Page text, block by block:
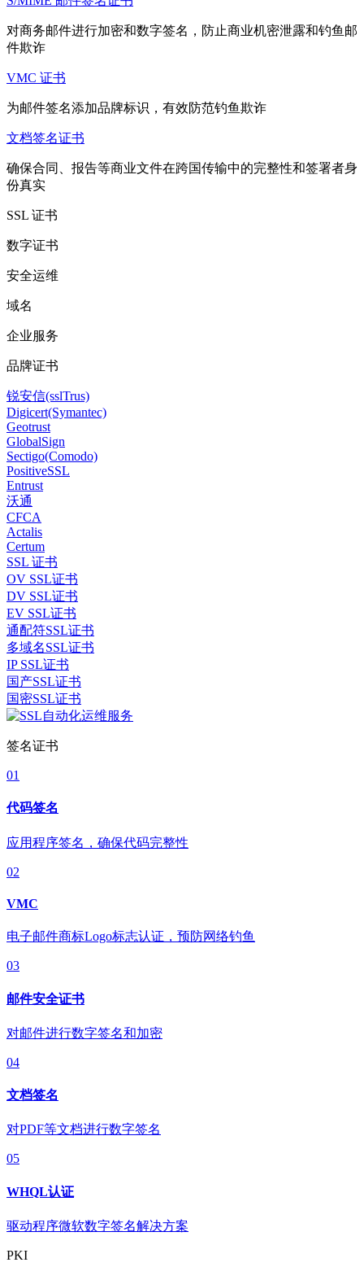
对商务邮件进行加密和数字签名，防止商业机密泄露和钓鱼邮
件欺诈
VMC 证书
为邮件签名添加品牌标识，有效防范钓鱼欺诈
文档签名证书
确保合同、报告等商业文件在跨国传输中的完整性和签署者身
份真实
SSL 证书
数字证书
安全运维
域名
企业服务
品牌证书
锐安信(sslTrus)
Digicert(Symantec)
Geotrust
GlobalSign
Sectigo(Comodo)
PositiveSSL
Entrust
沃通
CFCA
Actalis
Certum
SSL 证书
OV SSL证书
DV SSL证书
EV SSL证书
通配符SSL证书
多域名SSL证书
IP SSL证书
国产SSL证书
国密SSL证书
签名证书
01
代码签名
应用程序签名，确保代码完整性
02
VMC
电子邮件商标Logo标志认证，预防网络钓鱼
03
邮件安全证书
对邮件进行数字签名和加密
04
文档签名
对PDF等文档进行数字签名
05
WHQL认证
驱动程序微软数字签名解决方案
PKI